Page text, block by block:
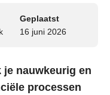
Geplaatst
16 juni 2026
nauwkeurig en
processen